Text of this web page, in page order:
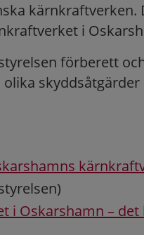
kärnkraftverken.
i
förberett
i Oskarshamn – det